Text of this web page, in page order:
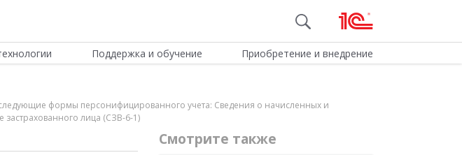
Поддержка и обучение Приобретение и внедрение
формы персонифицированного учета: Сведения о начисленных и
застрахованного лица (СЗВ-6-1)
Смотрите также